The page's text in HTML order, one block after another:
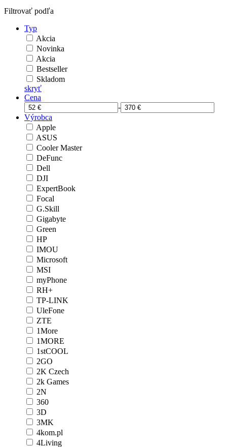
Filtrovať podľa
Typ
Akcia
Novinka
Akcia
Bestseller
Skladom
skryť
Cena
-
Výrobca
Apple
ASUS
Cooler Master
DeFunc
Dell
DJI
ExpertBook
Focal
G.Skill
Gigabyte
Green
HP
IMOU
Microsoft
MSI
myPhone
RH+
TP-LINK
UleFone
ZTE
1More
1MORE
1stCOOL
2GO
2K Czech
2k Games
2N
360
3D
3MK
4kom.pl
4Living